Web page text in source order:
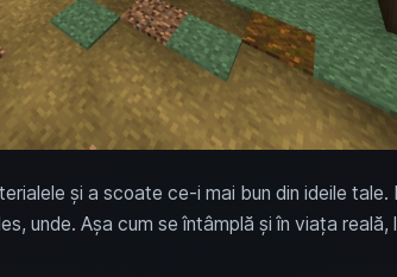
și a scoate ce-i mai bun din ideile tale.
unde. Așa cum se întâmplă și în viața